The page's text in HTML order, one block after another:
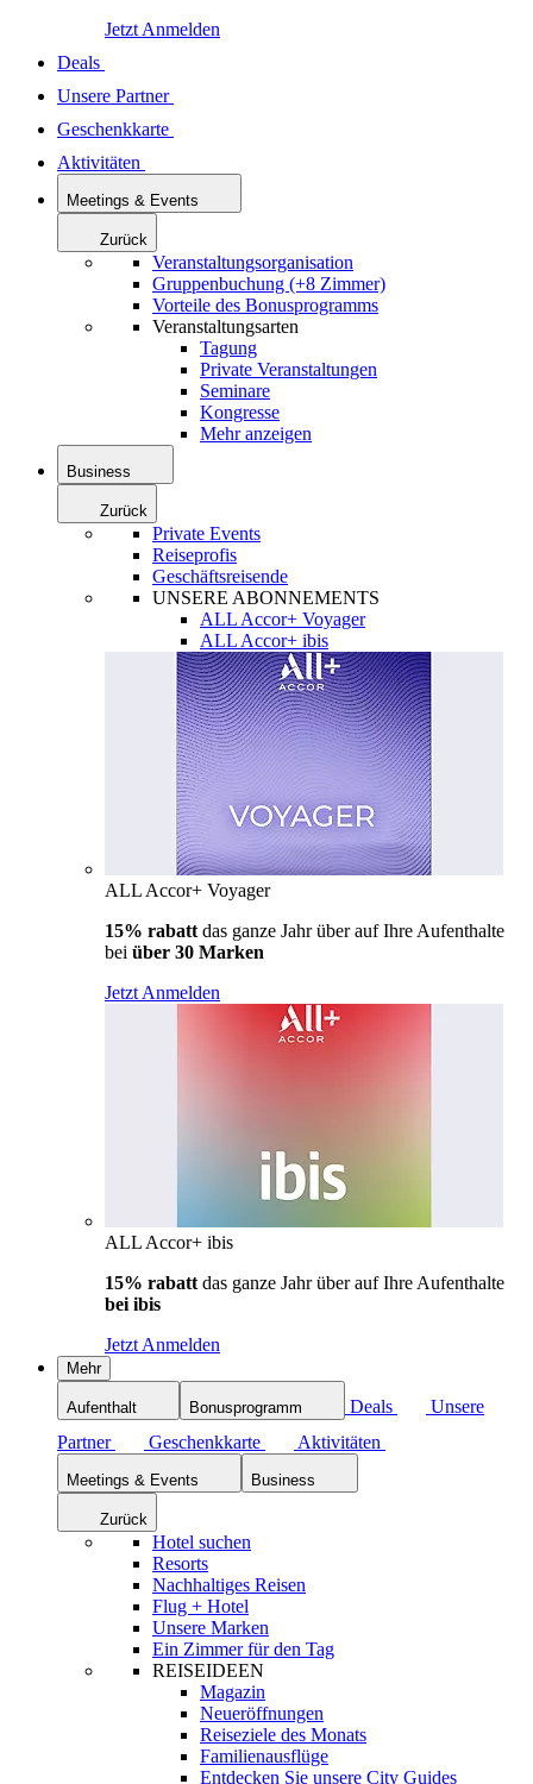
Jetzt Anmelden
Deals
Unsere Partner
Geschenkkarte
Aktivitäten
Meetings & Events
Zurück
Veranstaltungsorganisation
Gruppenbuchung (+8 Zimmer)
Vorteile des Bonusprogramms
Veranstaltungsarten
Tagung
Private Veranstaltungen
Seminare
Kongresse
Mehr anzeigen
Business
Zurück
Private Events
Reiseprofis
Geschäftsreisende
UNSERE ABONNEMENTS
ALL Accor+ Voyager
ALL Accor+ ibis
ALL Accor+ Voyager
15% rabatt das ganze Jahr über auf Ihre Aufenthalte
bei über 30 Marken
Jetzt Anmelden
ALL Accor+ ibis
15% rabatt das ganze Jahr über auf Ihre Aufenthalte
bei ibis
Jetzt Anmelden
Mehr
Aufenthalt Bonusprogramm Deals
Unsere
Partner
Geschenkkarte Aktivitäten
Meetings & Events Business
Zurück
Hotel suchen
Resorts
Nachhaltiges Reisen
Flug + Hotel
Unsere Marken
Ein Zimmer für den Tag
REISEIDEEN
Magazin
Neueröffnungen
Reiseziele des Monats
Familienausflüge
Entdecken Sie unsere City Guides